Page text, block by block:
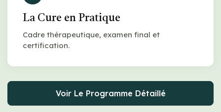
La Cure en Pratique
Cadre thérapeutique, examen final et
certification.
Voir Le Programme Détaillé